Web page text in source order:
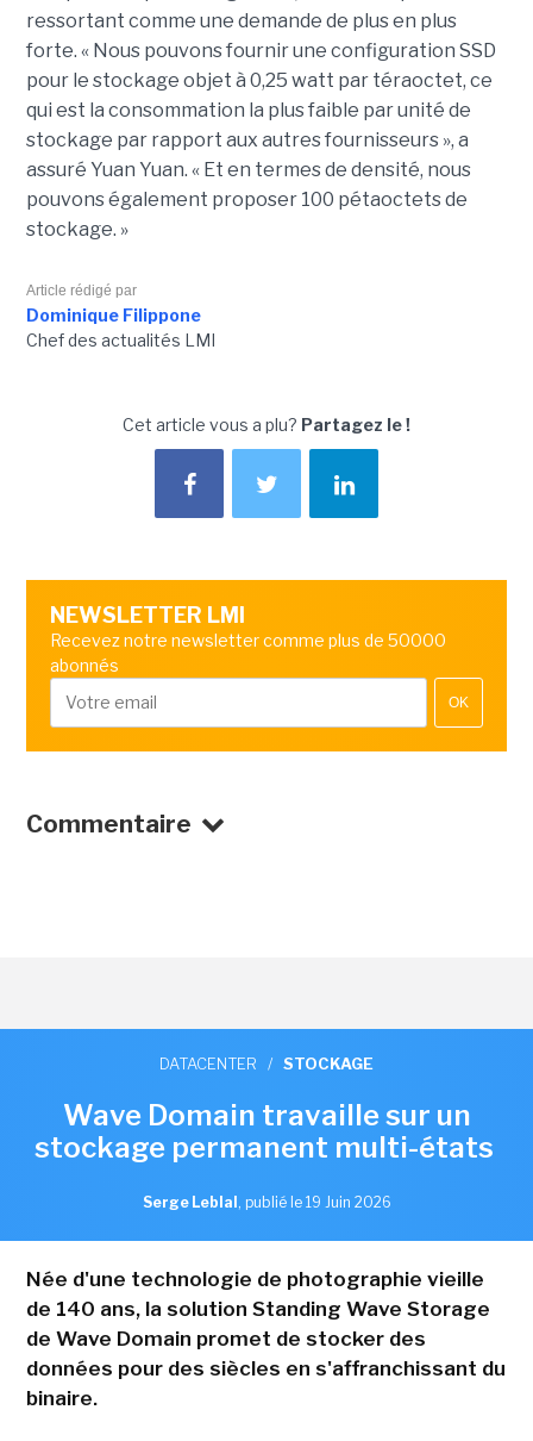
ressortant comme une demande de plus en plus
forte. « Nous pouvons fournir une configuration SSD
pour le stockage objet à 0,25 watt par téraoctet, ce
qui est la consommation la plus faible par unité de
stockage par rapport aux autres fournisseurs », a
assuré Yuan Yuan. « Et en termes de densité, nous
pouvons également proposer 100 pétaoctets de
stockage. »
Article rédigé par
Dominique Filippone
Chef des actualités LMI
Cet article vous a plu? Partagez le !
NEWSLETTER LMI
Recevez notre newsletter comme plus de 50000
abonnés
OK
Commentaire
DATACENTER / STOCKAGE
Wave Domain travaille sur un
stockage permanent multi-états
Serge Leblal , publié le 19 Juin 2026
Née d'une technologie de photographie vieille
de 140 ans, la solution Standing Wave Storage
de Wave Domain promet de stocker des
données pour des siècles en s'affranchissant du
binaire.